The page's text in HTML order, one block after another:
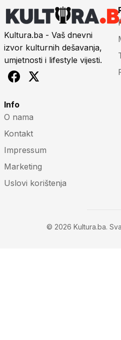
Kultura.ba - Vaš dnevni
izvor kulturnih dešavanja,
umjetnosti i lifestyle vijesti.
Info
O nama
Kontakt
Impressum
Marketing
Uslovi korištenja
© 2026 Kultura.ba.